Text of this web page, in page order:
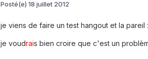
Posté(e) 18 juillet 2012
je viens de faire un test hangout et la pareil
je voudrais bien croire que c'est un